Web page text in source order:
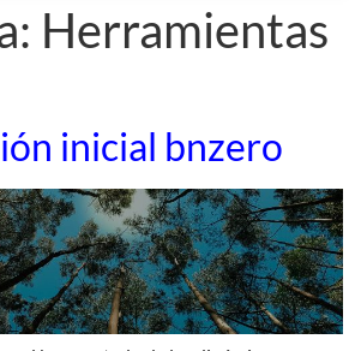
Herramientas
inicial bnzero